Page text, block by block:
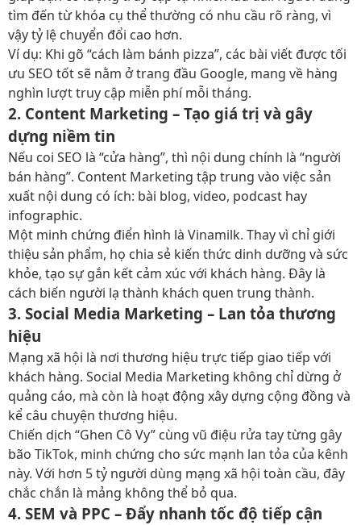
tìm đến từ khóa cụ thể thường có nhu cầu rõ ràng, vì
vậy tỷ lệ chuyển đổi cao hơn.
Ví dụ: Khi gõ “cách làm bánh pizza”, các bài viết được tối
ưu SEO tốt sẽ nằm ở trang đầu Google, mang về hàng
nghìn lượt truy cập miễn phí mỗi tháng.
2. Content Marketing – Tạo giá trị và gây
dựng niềm tin
Nếu coi SEO là “cửa hàng”, thì nội dung chính là “người
bán hàng”. Content Marketing tập trung vào việc sản
xuất nội dung có ích: bài blog, video, podcast hay
infographic.
Một minh chứng điển hình là Vinamilk. Thay vì chỉ giới
thiệu sản phẩm, họ chia sẻ kiến thức dinh dưỡng và sức
khỏe, tạo sự gắn kết cảm xúc với khách hàng. Đây là
cách biến người lạ thành khách quen trung thành.
3. Social Media Marketing – Lan tỏa thương
hiệu
Mạng xã hội là nơi thương hiệu trực tiếp giao tiếp với
khách hàng. Social Media Marketing không chỉ dừng ở
quảng cáo, mà còn là hoạt động xây dựng cộng đồng và
kể câu chuyện thương hiệu.
Chiến dịch “Ghen Cô Vy” cùng vũ điệu rửa tay từng gây
bão TikTok, minh chứng cho sức mạnh lan tỏa của kênh
này. Với hơn 5 tỷ người dùng mạng xã hội toàn cầu, đây
chắc chắn là mảng không thể bỏ qua.
4. SEM và PPC – Đẩy nhanh tốc độ tiếp cận